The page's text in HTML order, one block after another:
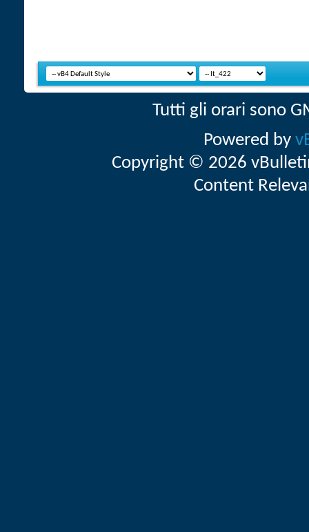
Tutti gli orari sono
Powered by
Copyright © 2026
Content